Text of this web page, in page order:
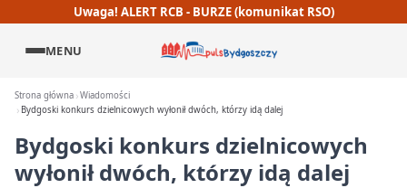
Uwaga! ALERT RCB - BURZE (komunikat RSO)
MENU
Strona główna Wiadomości
Bydgoski konkurs dzielnicowych wyłonił dwóch, którzy idą dalej
Bydgoski konkurs dzielnicowych
wyłonił dwóch, którzy idą dalej